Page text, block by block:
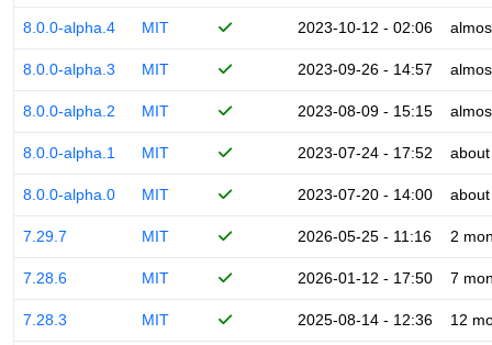
8.0.0-alpha.4 MIT 2023-10-12 - 02:06
8.0.0-alpha.3 MIT 2023-09-26 - 14:57
8.0.0-alpha.2 MIT 2023-08-09 - 15:15
8.0.0-alpha.1 MIT 2023-07-24 - 17:52
8.0.0-alpha.0 MIT 2023-07-20 - 14:00
7.29.7 MIT 2026-05-25 - 11:16 2
7.28.6 MIT 2026-01-12 - 17:50 7
7.28.3 MIT 2025-08-14 - 12:36 12